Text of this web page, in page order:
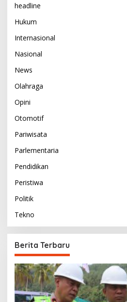
headline
Hukum
Internasional
Nasional
News
Olahraga
Opini
Otomotif
Pariwisata
Parlementaria
Pendidikan
Peristiwa
Politik
Tekno
Berita Terbaru